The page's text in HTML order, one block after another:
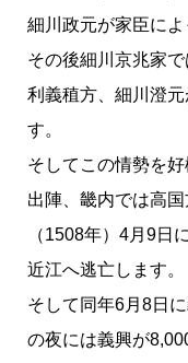
細川政元が家臣によ
その後細川京兆家
利義稙方、細川澄
す。
そしてこの情勢を
出陣、畿内では高
（1508年）4月9日
近江へ逃亡します。
そして同年6月8日
の夜には義興が